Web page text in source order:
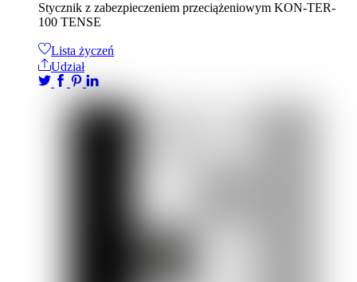
Stycznik z zabezpieczeniem przeciążeniowym KON-TER-
100 TENSE
Lista życzeń
Udział